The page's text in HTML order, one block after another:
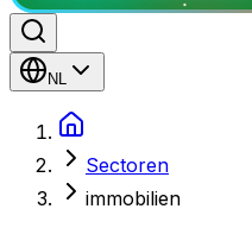
NL
Sectoren
immobilien